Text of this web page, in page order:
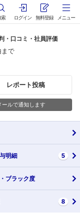
索 ログイン 無料登録 メニュー
・口コミ・社員評価
まで
レポート投稿
ルで通知します
明細 5
ブラック度
8